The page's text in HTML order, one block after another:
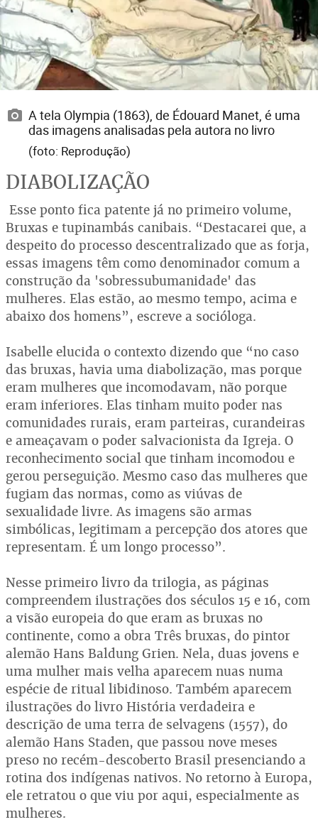
A tela Olympia (1863), de Édouard Manet, é uma
das imagens analisadas pela autora no livro
(foto: Reprodução)
DIABOLIZAÇÃO
Esse ponto fica patente já no primeiro volume,
Bruxas e tupinambás canibais. “Destacarei que, a
despeito do processo descentralizado que as forja,
essas imagens têm como denominador comum a
construção da 'sobressubumanidade' das
mulheres. Elas estão, ao mesmo tempo, acima e
abaixo dos homens”, escreve a socióloga.
Isabelle elucida o contexto dizendo que “no caso
das bruxas, havia uma diabolização, mas porque
eram mulheres que incomodavam, não porque
eram inferiores. Elas tinham muito poder nas
comunidades rurais, eram parteiras, curandeiras
e ameaçavam o poder salvacionista da Igreja. O
reconhecimento social que tinham incomodou e
gerou perseguição. Mesmo caso das mulheres que
fugiam das normas, como as viúvas de
sexualidade livre. As imagens são armas
simbólicas, legitimam a percepção dos atores que
representam. É um longo processo”.
Nesse primeiro livro da trilogia, as páginas
compreendem ilustrações dos séculos 15 e 16, com
a visão europeia do que eram as bruxas no
continente, como a obra Três bruxas, do pintor
alemão Hans Baldung Grien. Nela, duas jovens e
uma mulher mais velha aparecem nuas numa
espécie de ritual libidinoso. Também aparecem
ilustrações do livro História verdadeira e
descrição de uma terra de selvagens (1557), do
alemão Hans Staden, que passou nove meses
preso no recém-descoberto Brasil presenciando a
rotina dos indígenas nativos. No retorno à Europa,
ele retratou o que viu por aqui, especialmente as
mulheres.